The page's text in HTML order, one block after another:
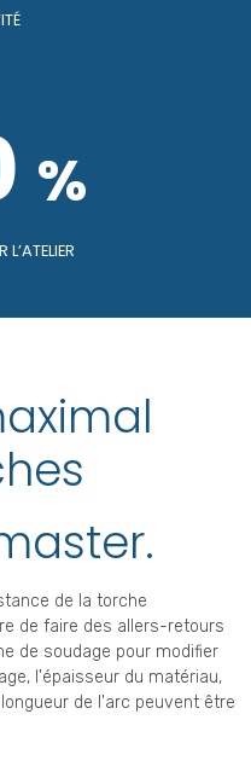
%
de la torche
de faire des allers-retours
de soudage pour modifier
l'épaisseur du matériau,
de l'arc peuvent être